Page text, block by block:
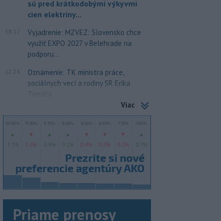
sú pred krátkodobými výkyvmi
cien elektriny...
18:12
Vyjadrenie: MZVEZ: Slovensko chce
využiť EXPO 2027 v Belehrade na
podporu...
12:26
Oznámenie: TK ministra práce,
sociálnych vecí a rodiny SR Erika
Tomáša
Viac
Priame prenosy